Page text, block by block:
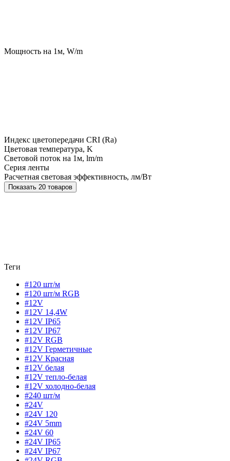
Мощность на 1м, W/m
Индекс цветопередачи CRI (Ra)
Цветовая температура, K
Световой поток на 1м, lm/m
Серия ленты
Расчетная световая эффективность, лм/Вт
Показать 20 товаров
Теги
#120 шт/м
#120 шт/м RGB
#12V
#12V 14,4W
#12V IP65
#12V IP67
#12V RGB
#12V Герметичные
#12V Красная
#12V белая
#12V тепло-белая
#12V холодно-белая
#240 шт/м
#24V
#24V 120
#24V 5mm
#24V 60
#24V IP65
#24V IP67